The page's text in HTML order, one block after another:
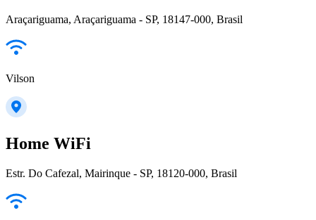
Araçariguama, Araçariguama - SP, 18147-000, Brasil
Vilson
Home WiFi
Estr. Do Cafezal, Mairinque - SP, 18120-000, Brasil